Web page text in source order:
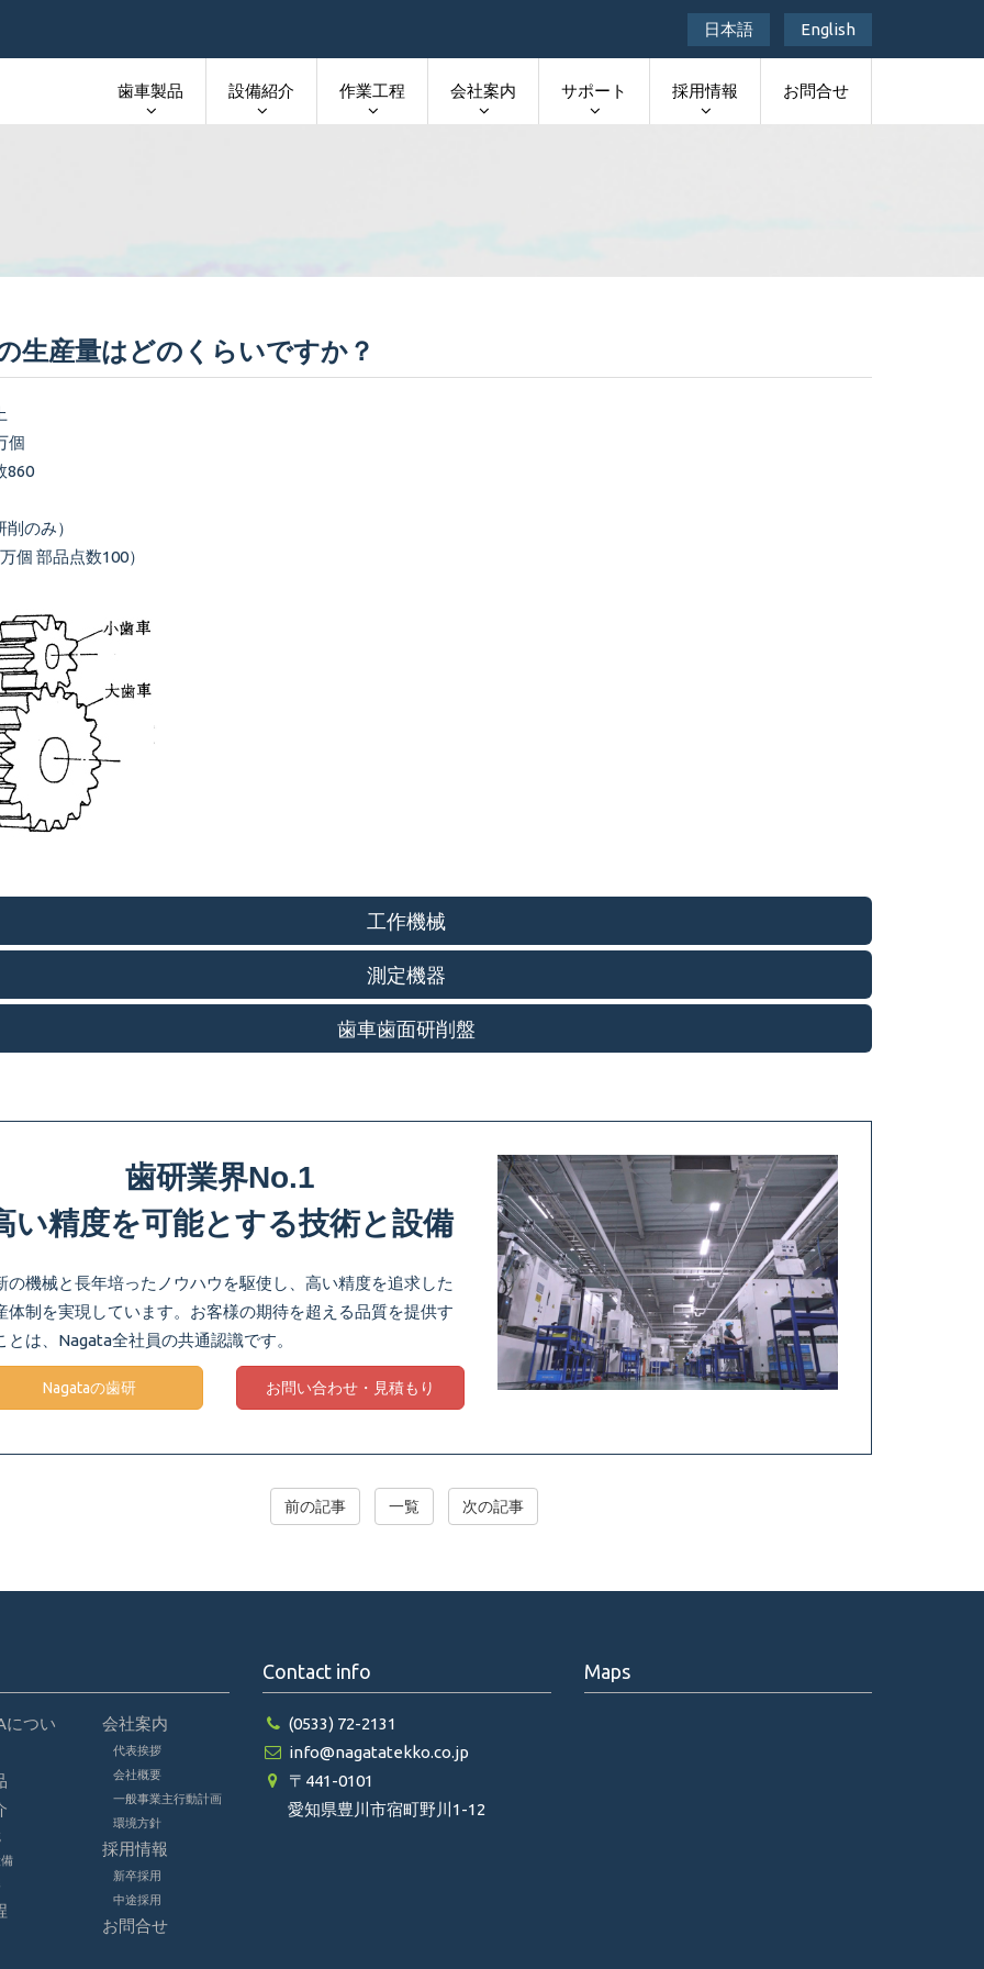
日本語 English
歯車製品 設備紹介 作業工程 会社案内 サポート 採用情報 お問合せ
生産量はどのくらいですか？
個
860
削のみ）
個 部品点数100）
工作機械
測定機器
歯車歯面研削盤
歯研業界No.1
い精度を可能とする技術と設備
の機械と長年培ったノウハウを駆使し、高い精度を追求した
体制を実現しています。お客様の期待を超える品質を提供す
とは、Nagata全社員の共通認識です。
Nagataの歯研 お問い合わせ・見積もり
前の記事 一覧 次の記事
につい
会社案内
代表挨拶
会社概要
一般事業主行動計画
環境方針
採用情報
新卒採用
中途採用
お問合せ
Contact info
(0533) 72-2131
info@nagatatekko.co.jp
〒441-0101
愛知県豊川市宿町野川1-12
Maps